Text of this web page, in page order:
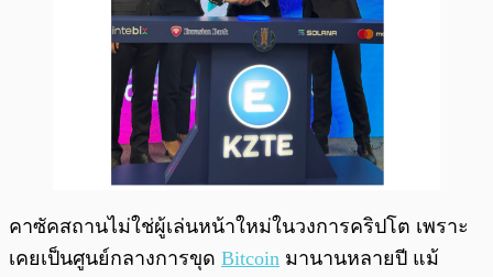
คาซัคสถานไม่ใช่ผู้เล่นหน้าใหม่ในวงการคริปโต เพราะ
เคยเป็นศูนย์กลางการขุด Bitcoin มานานหลายปี แม้